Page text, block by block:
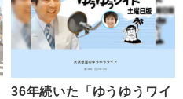
36年続いた「ゆうゆうワイ